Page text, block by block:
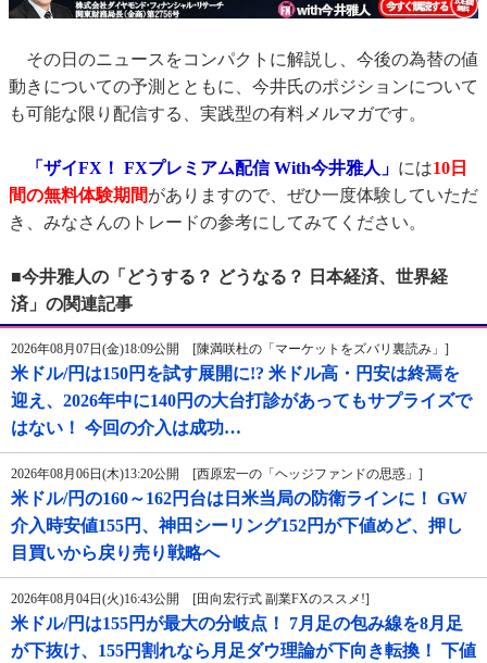
その日のニュースをコンパクトに解説し、今後の為替の値
動きについての予測とともに、今井氏のポジションについて
も可能な限り配信する、実践型の有料メルマガです。
「ザイFX！ FXプレミアム配信 With今井雅人」 には10日
間の無料体験期間がありますので、ぜひ一度体験していただ
き、みなさんのトレードの参考にしてみてください。
■今井雅人の「どうする？ どうなる？ 日本経済、世界経
済」の関連記事
2026年08月07日(金)18:09公開 [陳満咲杜の「マーケットをズバリ裏読み」]
米ドル/円は150円を試す展開に!? 米ドル高・円安は終焉を
迎え、2026年中に140円の大台打診があってもサプライズで
はない！ 今回の介入は成功…
2026年08月06日(木)13:20公開 [西原宏一の「ヘッジファンドの思惑」]
米ドル/円の160～162円台は日米当局の防衛ラインに！ GW
介入時安値155円、神田シーリング152円が下値めど、押し
目買いから戻り売り戦略へ
2026年08月04日(火)16:43公開 [田向宏行式 副業FXのススメ!]
米ドル/円は155円が最大の分岐点！ 7月足の包み線を8月足
が下抜け、155円割れなら月足ダウ理論が下向き転換！ 下値